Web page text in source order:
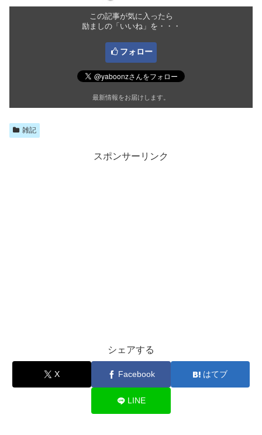
この記事が気に入ったら
励ましの「いいね」を・・・
フォロー
最新情報をお届けします。
雑記
スポンサーリンク
シェアする
X Facebook はてブ
LINE